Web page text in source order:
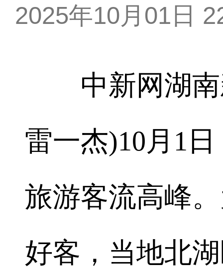
2025年10月01日
中新网湖南
雷一杰)10月1
旅游客流高峰
好客，当地北